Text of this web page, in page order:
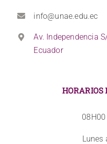
info@unae.edu.ec
Av. Independencia
Ecuador
HORARIOS
Lunes